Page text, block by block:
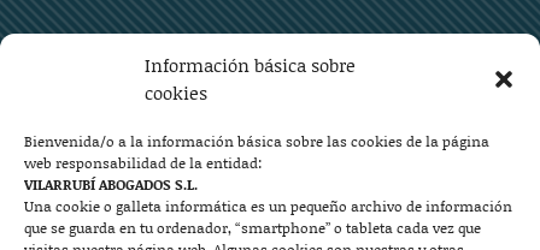
Información básica sobre
cookies
Bienvenida/o a la información básica sobre las cookies de la página
web responsabilidad de la entidad:
VILARRUBÍ ABOGADOS S.L.
Una cookie o galleta informática es un pequeño archivo de información
que se guarda en tu ordenador, “smartphone” o tableta cada vez que
Plaza Aragón 10, planta 11ª, 50004 Zaragoza
Contacto